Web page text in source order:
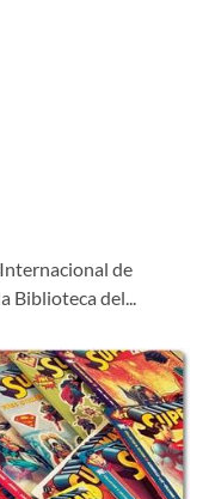
de
Biblioteca del...